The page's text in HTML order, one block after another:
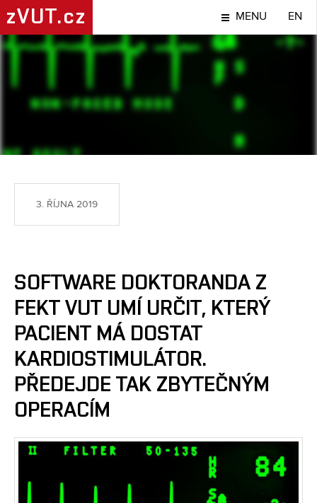
zVUT.cz MENU EN
NÁPADY A OBJEVY
3. ŘÍJNA 2019
SOFTWARE DOKTORANDA Z
FEKT VUT UMÍ URČIT, KTERÝ
PACIENT MÁ DOSTAT
KARDIOSTIMULÁTOR.
PŘEDEJDE TAK ZBYTEČNÝM
OPERACÍM